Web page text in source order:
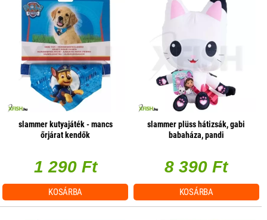
slammer kutyajáték - mancs
őrjárat kendők
1 290 Ft
KOSÁRBA
slammer plüss hátizsák, gabi
babaháza, pandi
8 390 Ft
KOSÁRBA